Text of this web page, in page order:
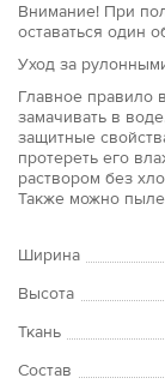
Внимание! При
оставаться один
Уход за
Главное правило
замачивать в
защитные
протереть его
раствором без
Также можно
Ширина
Высота
Ткань
Состав